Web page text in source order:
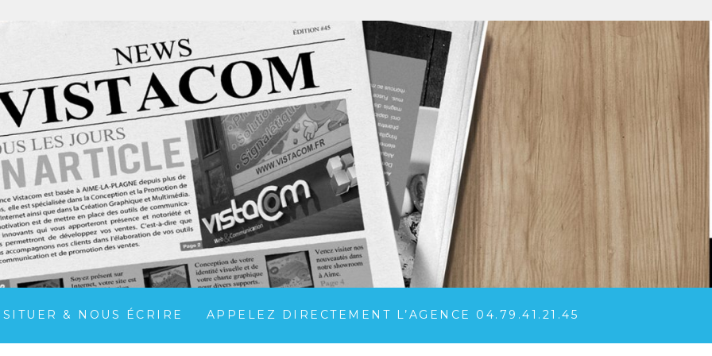
SITUER & NOUS ÉCRIRE APPELEZ DIRECTEMENT L’AGENCE 04.79.41.21.45